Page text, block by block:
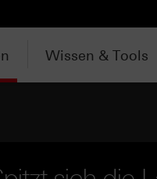
Wissen & Tools